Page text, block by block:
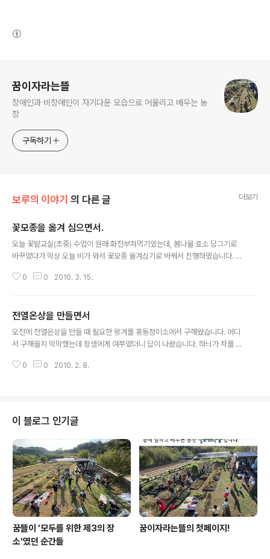
꿈이자라는뜰
장애인과 비장애인이 자기다운 모습으로 어울리고 배우는 농
장
구독하기
보루의 이야기 의 다른 글 더보기
꽃모종을 옮겨 심으면서.
오늘 꽃밭교실(초중) 수업이 원래 화전부쳐먹기였는데, 봄나물 효소 담그기로
바꾸었다가 막상 오늘 비가 와서 꽃모종 옮겨심기로 바꿔서 진행하였습니다. 아
심으면서 흙으로 꽃모종을 다 덮어버리지는 않을까? 처음엔 염려가 되었지만,
시 손을 댄 경우는 얼마 되지 않았습니다. 이렇게 아이들의 관찰력이나 손놀림
이 의외로 섬세하다는 것을 발견할 때면, 잠깐이지만 '의외'라고 생각했던 제 자
신이 부끄러워집니다. 꽃모종 옮겨심는 일이 싫타며, 작업이 끝난 폿트를 옮기
0 0 2010. 3. 15.
전열온상을 만들면서
오전에 전열온상을 만들 때 필요한 왕겨를 홍동정미소에서 구해왔습니다. 어디
서 구해올지 막막했는데 장샘에게 여쭈었더니 답이 나왔습니다. 하늬가 차를 가
에서 쓸만한 물건도 여럿 챙겨왔습니다.내용은 이렇습니다. 사무용 책상 1개, 의
사물함 하나를 고등부 하우스에 한켠에 설치했습니다. 나머지는 문짝을 달아서
사무실에서 쓸 예정입니다.의자와 책상은 임시로 사무실 옆방에 두었습니다. 하
늘공동체 하..
0 0 2010. 2. 8.
이 블로그 인기글
꿈뜰이 '모두를 위한 제3의 장
소'였던 순간들
꿈이자라는뜰의 첫페이지!